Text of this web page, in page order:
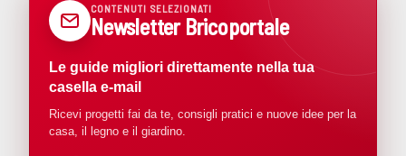
CONTENUTI SELEZIONATI
Newsletter Bricoportale
Le guide migliori direttamente nella tua
casella e-mail
Ricevi progetti fai da te, consigli pratici e nuove idee per la
casa, il legno e il giardino.